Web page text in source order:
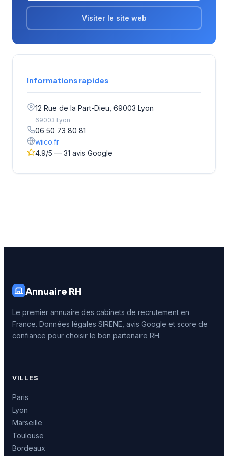
Visiter le site web
Informations rapides
12 Rue de la Part-Dieu, 69003 Lyon
69003 Lyon
06 50 73 80 81
wiico.fr
4.9/5 — 31 avis Google
Annuaire RH
Le premier annuaire des cabinets de recrutement en
France. Données légales SIRENE, avis Google et score de
confiance pour choisir le bon partenaire RH.
VILLES
Paris
Lyon
Marseille
Toulouse
Bordeaux